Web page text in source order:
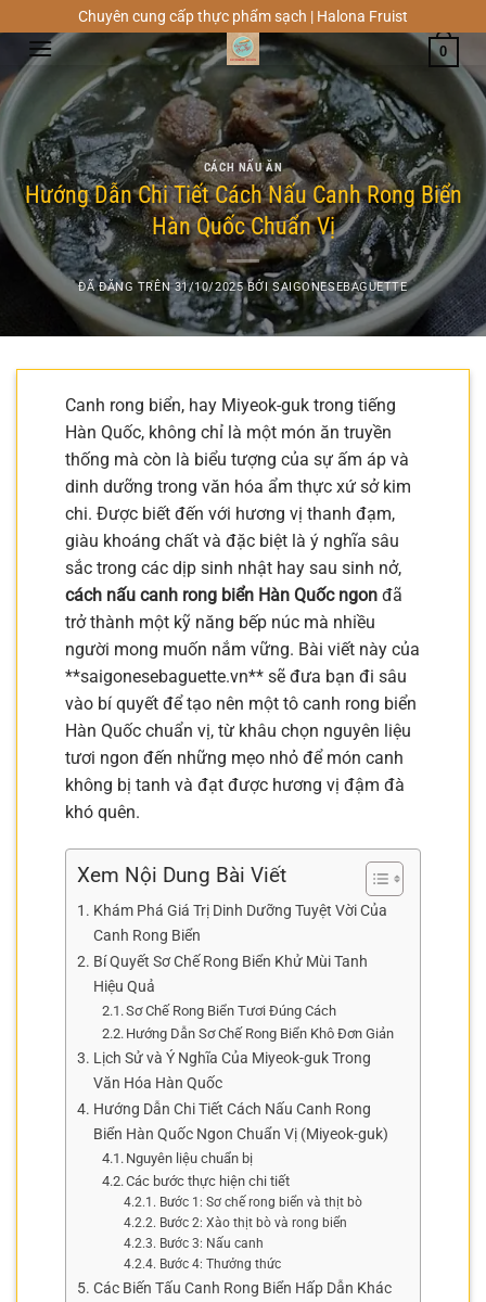
đến
nội
dung
Chuyên cung cấp thực phẩm sạch | Halona Fruist
0
CÁCH NẤU ĂN
Hướng Dẫn Chi Tiết Cách Nấu Canh Rong Biển
Hàn Quốc Chuẩn Vị
ĐÃ ĐĂNG TRÊN31/10/2025 BỞISAIGONESEBAGUETTE
Canh rong biển, hay Miyeok-guk trong tiếng
Hàn Quốc, không chỉ là một món ăn truyền
thống mà còn là biểu tượng của sự ấm áp và
dinh dưỡng trong văn hóa ẩm thực xứ sở kim
chi. Được biết đến với hương vị thanh đạm,
giàu khoáng chất và đặc biệt là ý nghĩa sâu
sắc trong các dịp sinh nhật hay sau sinh nở,
cách nấu canh rong biển Hàn Quốc ngon đã
trở thành một kỹ năng bếp núc mà nhiều
người mong muốn nắm vững. Bài viết này của
**saigonesebaguette.vn** sẽ đưa bạn đi sâu
vào bí quyết để tạo nên một tô canh rong biển
Hàn Quốc chuẩn vị, từ khâu chọn nguyên liệu
tươi ngon đến những mẹo nhỏ để món canh
không bị tanh và đạt được hương vị đậm đà
khó quên.
Xem Nội Dung Bài Viết
Khám Phá Giá Trị Dinh Dưỡng Tuyệt Vời Của
Canh Rong Biển
Bí Quyết Sơ Chế Rong Biển Khử Mùi Tanh
Hiệu Quả
Sơ Chế Rong Biển Tươi Đúng Cách
Hướng Dẫn Sơ Chế Rong Biển Khô Đơn Giản
Lịch Sử và Ý Nghĩa Của Miyeok-guk Trong
Văn Hóa Hàn Quốc
Hướng Dẫn Chi Tiết Cách Nấu Canh Rong
Biển Hàn Quốc Ngon Chuẩn Vị (Miyeok-guk)
Nguyên liệu chuẩn bị
Các bước thực hiện chi tiết
Bước 1: Sơ chế rong biển và thịt bò
Bước 2: Xào thịt bò và rong biển
Bước 3: Nấu canh
Bước 4: Thưởng thức
Các Biến Tấu Canh Rong Biển Hấp Dẫn Khác